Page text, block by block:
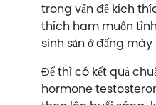
trong vấn đề kích
thích ham muốn
sinh sản ở đấng mày
Để thì có kết quả
hormone